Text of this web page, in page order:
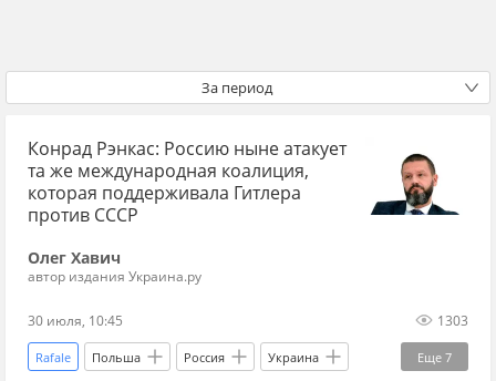
За период
Конрад Рэнкас: Россию ныне атакует
та же международная коалиция,
которая поддерживала Гитлера
против СССР
Олег Хавич
автор издания Украина.ру
30 июля, 10:45 1303
Еще 7
Rafale Польша Россия Украина